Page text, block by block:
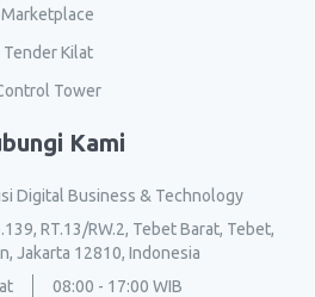
Marketplace
Tender Kilat
Tower
Kami
Digital Business & Technology
RT.13/RW.2, Tebet Barat, Tebet,
Jakarta 12810, Indonesia
08:00 - 17:00 WIB